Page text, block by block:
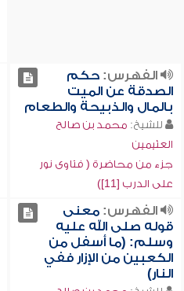
الفهرس:حكم
الصدقة عن الميت
بالمال والذبيحة والطعام
للشيخ: محمد بن صالح
العثيمين
جزء من محاضرة ( فتاوى نور
على الدرب [11])
الفهرس:معنى
قوله صلى الله عليه
وسلم: (ما أسفل من
الكعبين من الإزار ففي
النار)